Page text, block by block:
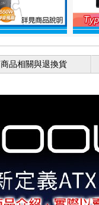
商品相關與退換貨